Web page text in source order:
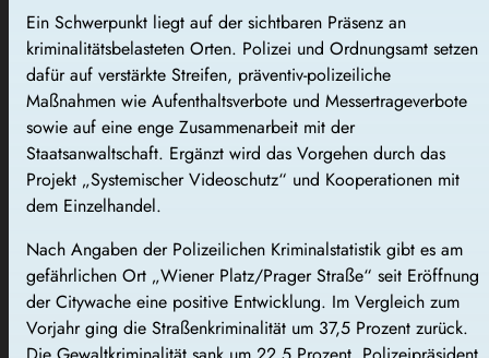
Ein Schwerpunkt liegt auf der sichtbaren Präsenz an
kriminalitätsbelasteten Orten. Polizei und Ordnungsamt setzen
dafür auf verstärkte Streifen, präventiv-polizeiliche
Maßnahmen wie Aufenthaltsverbote und Messertrageverbote
sowie auf eine enge Zusammenarbeit mit der
Staatsanwaltschaft. Ergänzt wird das Vorgehen durch das
Projekt „Systemischer Videoschutz“ und Kooperationen mit
dem Einzelhandel.
Nach Angaben der Polizeilichen Kriminalstatistik gibt es am
gefährlichen Ort „Wiener Platz/Prager Straße“ seit Eröffnung
der Citywache eine positive Entwicklung. Im Vergleich zum
Vorjahr ging die Straßenkriminalität um 37,5 Prozent zurück.